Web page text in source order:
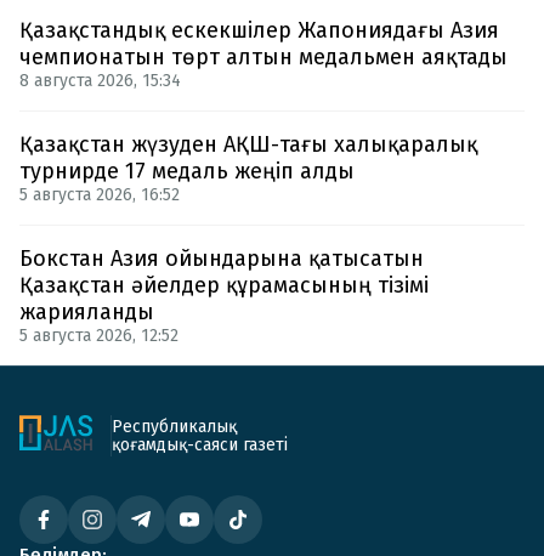
Қазақстандық ескекшілер Жапониядағы Азия
чемпионатын төрт алтын медальмен аяқтады
8 августа 2026, 15:34
Қазақстан жүзуден АҚШ-тағы халықаралық
турнирде 17 медаль жеңіп алды
5 августа 2026, 16:52
Бокстан Азия ойындарына қатысатын
Қазақстан әйелдер құрамасының тізімі
жарияланды
5 августа 2026, 12:52
Республикалық
қоғамдық-саяси газеті